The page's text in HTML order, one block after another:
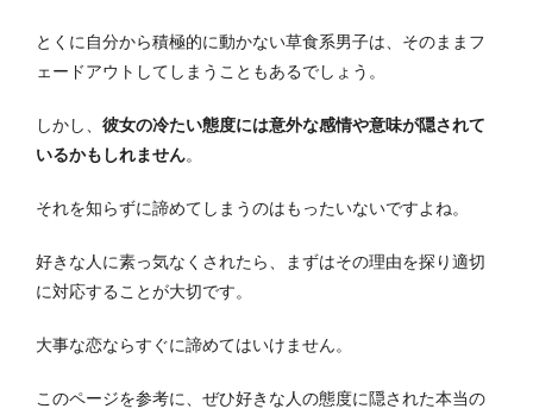
とくに自分から積極的に動かない草食系男子は、そのままフ
ェードアウトしてしまうこともあるでしょう。
しかし、 彼女の冷たい態度には意外な感情や意味が隠されて
いるかもしれません。
それを知らずに諦めてしまうのはもったいないですよね。
好きな人に素っ気なくされたら、まずはその理由を探り適切
に対応することが大切です。
大事な恋ならすぐに諦めてはいけません。
このページを参考に、ぜひ好きな人の態度に隠された本当の